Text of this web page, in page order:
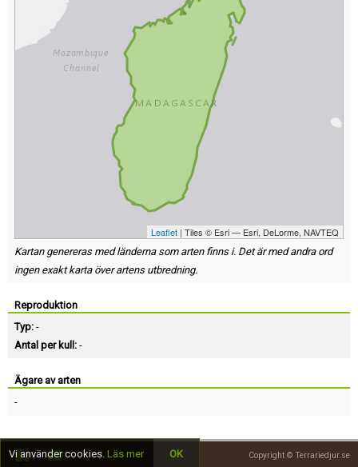
Leaflet | Tiles © Esri — Esri, DeLorme, NAVTEQ
Kartan genereras med länderna som arten finns i. Det är med andra ord
ingen exakt karta över artens utbredning.
Reproduktion
Typ: -
Antal per kull: -
Ägare av arten
-
Copyright © Terrariedjur.se
Vi använder cookies. Läs mer OK